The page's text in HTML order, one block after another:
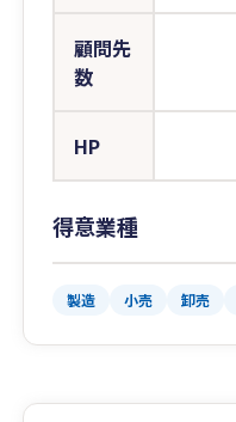
顧問先
数
HP
得意業種
製造 小売 卸売